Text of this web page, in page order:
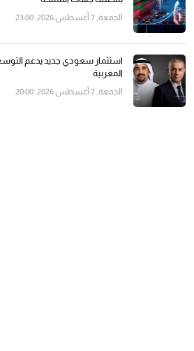
الجمعة, 7 أغسطس 2026, 23:00
استثمار سعودي جديد يدعم
المغربية
الجمعة, 7 أغسطس 2026, 20:00